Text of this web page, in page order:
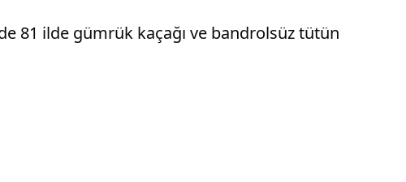
81 ilde gümrük kaçağı ve bandrolsüz tütün